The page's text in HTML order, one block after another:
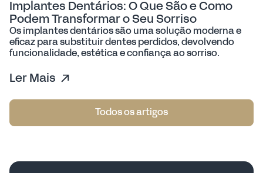
Implantes Dentários: O Que São e Como
Podem Transformar o Seu Sorriso
Os implantes dentários são uma solução moderna e
eficaz para substituir dentes perdidos, devolvendo
funcionalidade, estética e confiança ao sorriso.
Ler Mais
Todos os artigos